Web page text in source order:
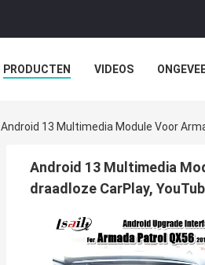
PRODUCTEN VIDEOS
Android 13 Multimedia Module Voor
Android 13 Multimedia
draadloze CarPlay,